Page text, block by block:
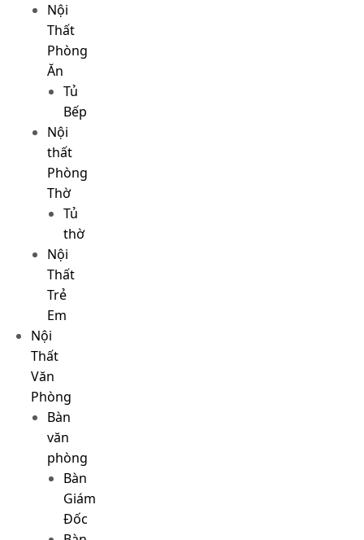
Nội
Thất
Phòng
Ăn
Tủ
Bếp
Nội
thất
Phòng
Thờ
Tủ
thờ
Nội
Thất
Trẻ
Em
Nội
Thất
Văn
Phòng
Bàn
văn
phòng
Bàn
Giám
Đốc